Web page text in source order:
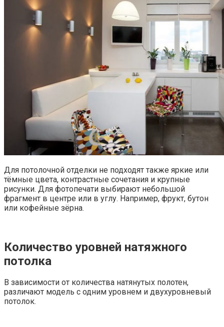
Для потолочной отделки не подходят также яркие или
тёмные цвета, контрастные сочетания и крупные
рисунки. Для фотопечати выбирают небольшой
фрагмент в центре или в углу. Например, фрукт, бутон
или кофейные зёрна.
Количество уровней натяжного
потолка
В зависимости от количества натянутых полотен,
различают модель с одним уровнем и двухуровневый
потолок.